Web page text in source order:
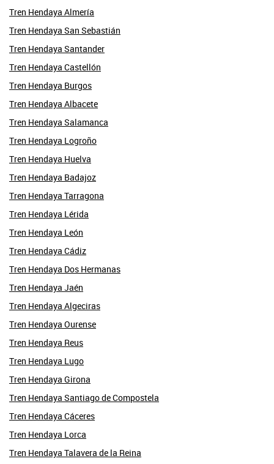
Tren Hendaya Almería
Tren Hendaya San Sebastián
Tren Hendaya Santander
Tren Hendaya Castellón
Tren Hendaya Burgos
Tren Hendaya Albacete
Tren Hendaya Salamanca
Tren Hendaya Logroño
Tren Hendaya Huelva
Tren Hendaya Badajoz
Tren Hendaya Tarragona
Tren Hendaya Lérida
Tren Hendaya León
Tren Hendaya Cádiz
Tren Hendaya Dos Hermanas
Tren Hendaya Jaén
Tren Hendaya Algeciras
Tren Hendaya Ourense
Tren Hendaya Reus
Tren Hendaya Lugo
Tren Hendaya Girona
Tren Hendaya Santiago de Compostela
Tren Hendaya Cáceres
Tren Hendaya Lorca
Tren Hendaya Talavera de la Reina